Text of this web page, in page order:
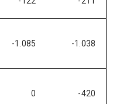
-1.085 -1.038
0 -420